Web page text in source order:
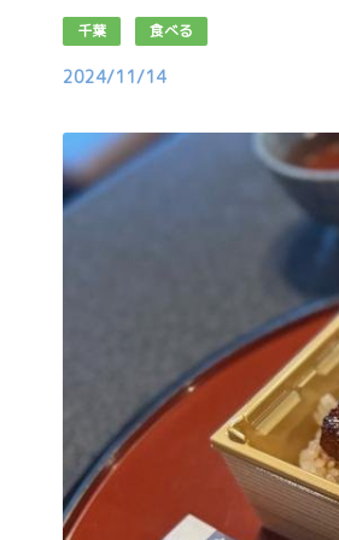
千葉 食べる
2024/11/14